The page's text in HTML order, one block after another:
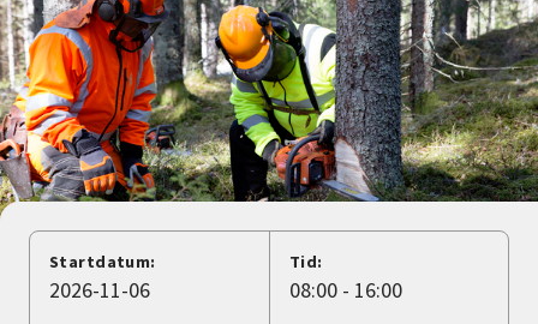
Om SV
Starta studiecirkel
Cirkelledare
Nyheter
Avdelningar
Startdatum:
2026-11-06
Tid:
08:00 - 16:00